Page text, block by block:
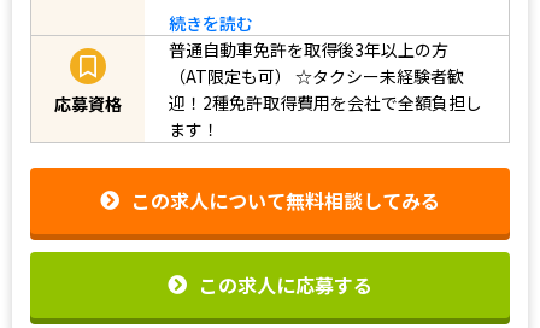
続きを読む
応募資格
普通自動車免許を取得後3年以上の方
（AT限定も可）
☆タクシー未経験者歓
迎！2種免許取得費用を会社で全額負担し
ます！
この求人について無料相談してみる
この求人に応募する